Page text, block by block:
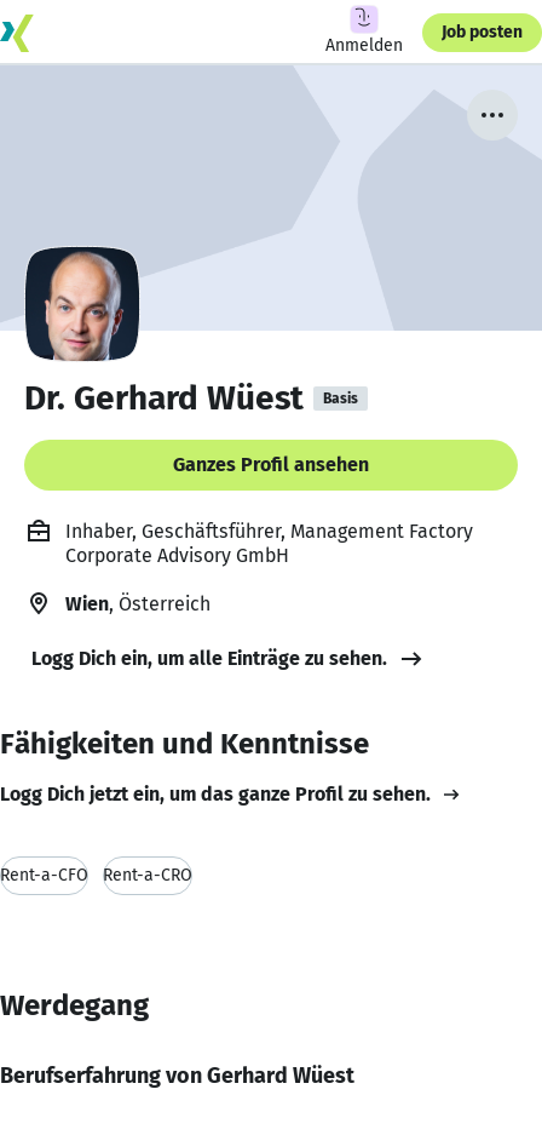
Anmelden
Job posten
Dr. Gerhard Wüest Basis
Ganzes Profil ansehen
Inhaber, Geschäftsführer, Management Factory
Corporate Advisory GmbH
Wien, Österreich
Logg Dich ein, um alle Einträge zu sehen.
Fähigkeiten und Kenntnisse
Logg Dich jetzt ein, um das ganze Profil zu sehen.
Rent-a-CFO Rent-a-CRO
Werdegang
Berufserfahrung von Gerhard Wüest